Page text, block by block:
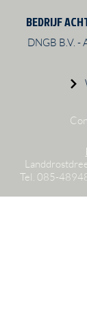
BEDRIJF
DNGB B.V. -
Tel. 085-